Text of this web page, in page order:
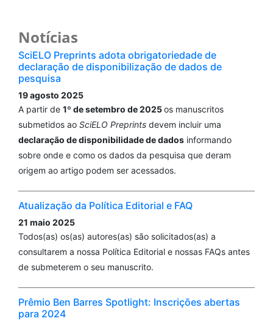
Notícias
SciELO Preprints adota obrigatoriedade de
declaração de disponibilização de dados de
pesquisa
19 agosto 2025
A partir de 1º de setembro de 2025os manuscritos
submetidos ao SciELO Preprints devem incluir uma
declaração de disponibilidade de dados informando
sobre onde e como os dados da pesquisa que deram
origem ao artigo podem ser acessados.
Atualização da Política Editorial e FAQ
21 maio 2025
Todos(as) os(as) autores(as) são solicitados(as) a
consultarem a nossa Política Editorial e nossas FAQs antes
de submeterem o seu manuscrito.
Prêmio Ben Barres Spotlight: Inscrições abertas
para 2024